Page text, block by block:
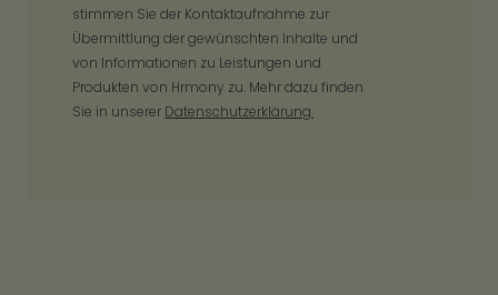
stimmen Sie der Kontaktaufnahme zur
Übermittlung der gewünschten Inhalte und
von Informationen zu Leistungen und
Produkten von Hrmony zu. Mehr dazu finden
Sie in unserer Datenschutzerklärung.